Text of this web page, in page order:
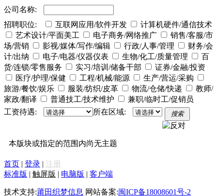
公司名称:
招聘职位:
互联网应用/软件开发
计算机硬件/通信技术
艺术设计/平面美工
电子商务/网络推广
销售/客服/市
场/营销
影视/媒体/写作/编辑 行政/人事/管理
财务/会
计/出纳
电子/电器/仪器仪表 生物/化工/质量管理
百
货/连锁/零售服务
实习/培训/储备干部
证券/金融/投资
医疗/护理/保健
工程/机械/能源
生产/营运/采购
旅游/餐饮/娱乐
服装/纺织/皮革 物流/仓储/快递
教师/
家政/翻译
普通技工/技术维护
兼职/临时工/促销员
工资待遇:
所在区域: 搜索
本版块或指定的范围内尚无主题
首页 | 登录 | 注册
标准版 | 触屏版 | 电脑版 | 客户端
技术支持:莆田织梦信息 网站备案:闽ICP备18008601号-2